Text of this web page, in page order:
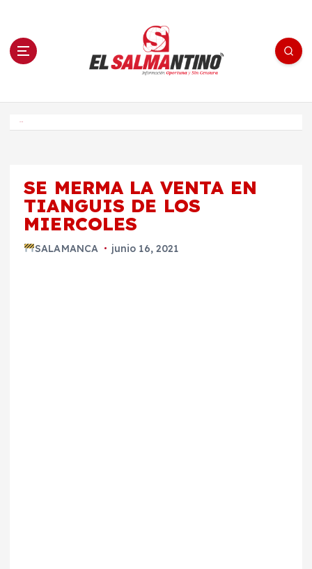
n El Salmantino - medios/noticias/editorial
SE MERMA LA VENTA EN
TIANGUIS DE LOS
MIERCOLES
SALAMANCA junio 16, 2021